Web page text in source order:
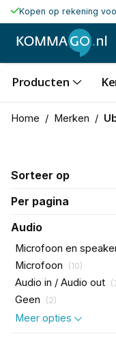
Kopen op rekening
Producten
Home / Merken /
Sorteer op
Per pagina
Audio
Microfoon en
Microfoon (10)
Audio in / Audio out (
Geen (2)
Meer opties